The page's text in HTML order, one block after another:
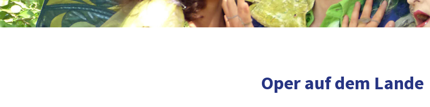
Oper auf dem Lande